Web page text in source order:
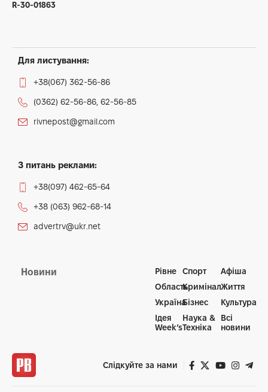
R-30-01863
Для листування:
+38(067) 362-56-86
(0362) 62-56-86, 62-56-85
rivnepost@gmail.com
З питань реклами:
+38(097) 462-65-64
+38 (063) 962-68-14
advertrv@ukr.net
Новини
Рівне
Область
Україна
Ідея
Week’s
Спорт
Кримінал
Бізнес
Наука &
Техніка
Афіша
Життя
Культура
Всі
новини
Слідкуйте за нами